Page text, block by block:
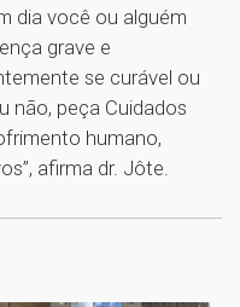
dia você ou alguém
grave e
se curável ou
não, peça Cuidados
humano,
afirma dr. Jôte.